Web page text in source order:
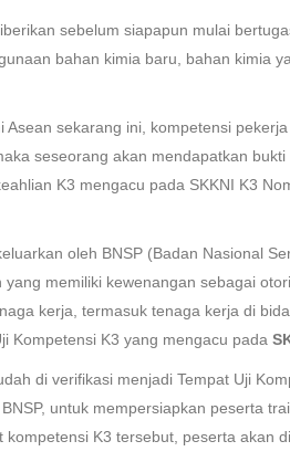
sebelum siapapun mulai
bahan kimia baru, bahan kimia
Asean sekarang ini, kompetensi
seseorang akan mendapatkan
K3 mengacu pada SKKNI K3
oleh BNSP (Badan Nasional
memiliki kewenangan sebagai
kerja, termasuk tenaga kerja di
Kompetensi K3 yang mengacu pada
di verifikasi menjadi Tempat Uji
untuk mempersiapkan peserta
K3 tersebut, peserta akan